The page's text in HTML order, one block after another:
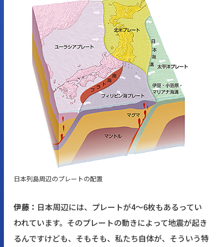
日本列島周辺のプレートの配置
伊藤： 日本周辺には、プレートが4～6枚もあるってい
われています。そのプレートの動きによって地震が起き
るんですけども、そもそも、私たち自体が、そういう特